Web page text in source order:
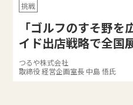
挑戦
「ゴルフのすそ野
イド出店戦略で全国
つるや株式会社
取締役 経営企画室長 中島 悟氏